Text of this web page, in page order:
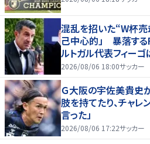
混乱を招いた“W杯
己中心的」 暴落す
ルトガル代表フィー
べきだ」
2026/08/06 18:00サッカー
Ｇ大阪の宇佐美貴史
肢を持てたり、チャレ
言った」
2026/08/06 17:22サッカー